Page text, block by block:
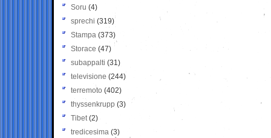
Soru (4)
sprechi (319)
Stampa (373)
Storace (47)
subappalti (31)
televisione(244)
terremoto (402)
thyssenkrupp (3)
Tibet(2)
tredicesima (3)